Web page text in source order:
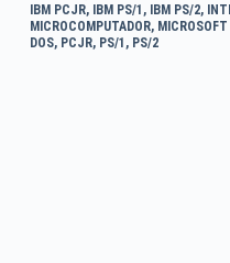
IBM PCJR, IBM PS/1 , IBM PS/2,
MICROCOMPUTADOR,
DOS, PCJR, PS/1 , PS/2